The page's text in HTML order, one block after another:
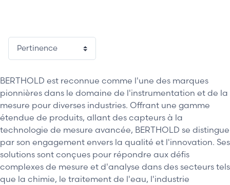
BERTHOLD est reconnue comme l'une des marques
pionnières dans le domaine de l'instrumentation et de la
mesure pour diverses industries. Offrant une gamme
étendue de produits, allant des capteurs à la
technologie de mesure avancée, BERTHOLD se distingue
par son engagement envers la qualité et l'innovation. Ses
solutions sont conçues pour répondre aux défis
complexes de mesure et d'analyse dans des secteurs tels
que la chimie, le traitement de l'eau, l'industrie